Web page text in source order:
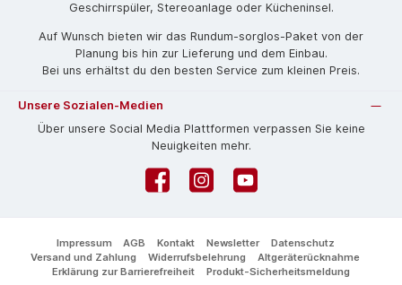
Geschirrspüler, Stereoanlage oder Kücheninsel.
Auf Wunsch bieten wir das Rund­um-sorg­los-Pa­ket von der
Planung bis hin zur Lieferung und dem Einbau.
Bei uns erhältst du den besten Service zum kleinen Preis.
Unsere Sozialen-Medien
Über unsere Social Media Plattformen verpassen Sie keine
Neuigkeiten mehr.
FacebookInstagramYouTube
Impressum AGB Kontakt Newsletter
Datenschutz
Versand und Zahlung
Widerrufsbelehrung
Altgeräterücknahme
Erklärung zur Barrierefreiheit
Produkt-Sicherheitsmeldung